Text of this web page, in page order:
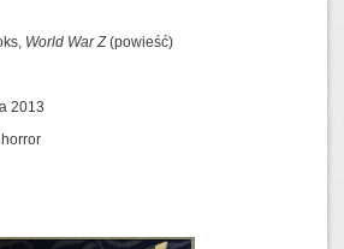
World War Z (powieść)
2013